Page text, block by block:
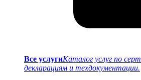
Все услугиКаталог услуг по
декларациям и техдокументации.